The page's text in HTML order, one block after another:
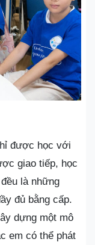
được học với
giao tiếp, học
là những
đủ bằng cấp.
dựng một mô
em có thể phát